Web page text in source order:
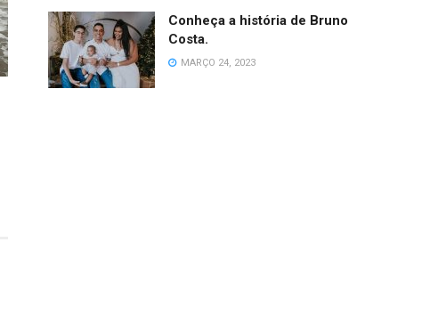
Conheça a história de Bruno
Costa.
MARÇO 24, 2023